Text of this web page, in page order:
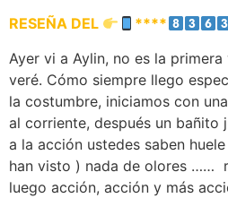
RESEÑA DEL
****
Ayer vi a Aylin, no es la
veré. Cómo siempre llego
la costumbre, iniciamos con
al corriente, después un bañito
a la acción ustedes saben
han visto ) nada de olores ……
luego acción, acción y más